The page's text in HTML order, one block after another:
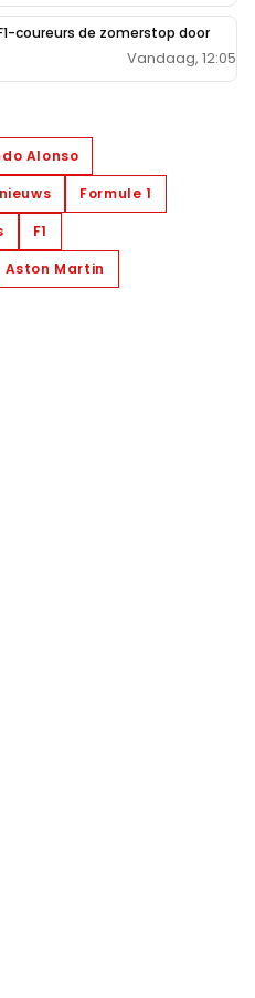
coureurs de zomerstop door
Vandaag, 12:05
Alonso
nieuws
Formule 1
F1
Aston Martin